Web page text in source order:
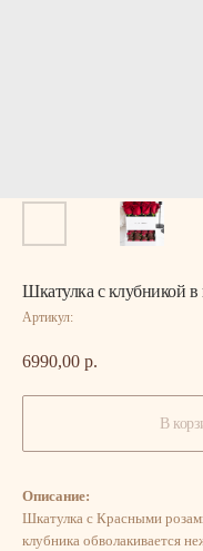
Шкатулка с клубникой
Артикул:
6990,00 р.
В
Описание:
Шкатулка с Красными
клубника обволакивается